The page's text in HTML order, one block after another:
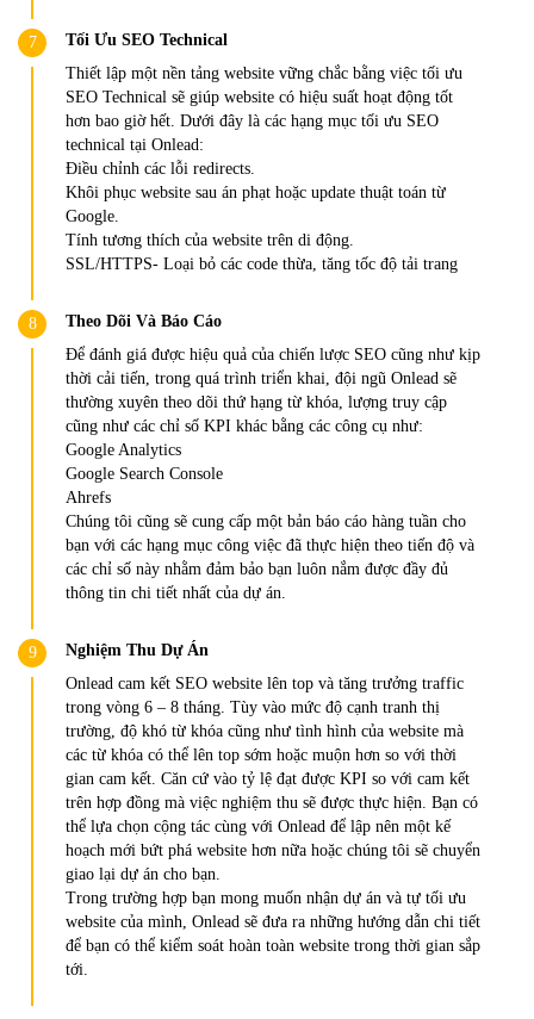
Tối Ưu SEO Technical
Thiết lập một nền tảng website vững chắc bằng việc tối ưu
SEO Technical sẽ giúp website có hiệu suất hoạt động tốt
hơn bao giờ hết. Dưới đây là các hạng mục tối ưu SEO
technical tại Onlead:
Điều chỉnh các lỗi redirects.
Khôi phục website sau án phạt hoặc update thuật toán từ
Google.
Tính tương thích của website trên di động.
SSL/HTTPS- Loại bỏ các code thừa, tăng tốc độ tải trang
Theo Dõi Và Báo Cáo
Để đánh giá được hiệu quả của chiến lược SEO cũng như kịp
thời cải tiến, trong quá trình triển khai, đội ngũ Onlead sẽ
thường xuyên theo dõi thứ hạng từ khóa, lượng truy cập
cũng như các chỉ số KPI khác bằng các công cụ như:
Google Analytics
Google Search Console
Ahrefs
Chúng tôi cũng sẽ cung cấp một bản báo cáo hàng tuần cho
bạn với các hạng mục công việc đã thực hiện theo tiến độ và
các chỉ số này nhằm đảm bảo bạn luôn nắm được đầy đủ
thông tin chi tiết nhất của dự án.
Nghiệm Thu Dự Án
Onlead cam kết SEO website lên top và tăng trưởng traffic
trong vòng 6 – 8 tháng. Tùy vào mức độ cạnh tranh thị
trường, độ khó từ khóa cũng như tình hình của website mà
các từ khóa có thể lên top sớm hoặc muộn hơn so với thời
gian cam kết. Căn cứ vào tỷ lệ đạt được KPI so với cam kết
trên hợp đồng mà việc nghiệm thu sẽ được thực hiện. Bạn có
thể lựa chọn cộng tác cùng với Onlead để lập nên một kế
hoạch mới bứt phá website hơn nữa hoặc chúng tôi sẽ chuyển
giao lại dự án cho bạn.
Trong trường hợp bạn mong muốn nhận dự án và tự tối ưu
website của mình, Onlead sẽ đưa ra những hướng dẫn chi tiết
để bạn có thể kiểm soát hoàn toàn website trong thời gian sắp
tới.